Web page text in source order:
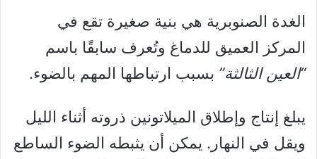
الغدة الصنوبرية هي بنية صغيرة تقع في
المركز العميق للدماغ وتُعرف سابقًا باسم
“العين الثالثة” بسبب ارتباطها المهم بالضوء.
يبلغ إنتاج وإطلاق الميلاتونين ذروته أثناء الليل
ويقل في النهار. يمكن أن يثبطه الضوء الساطع